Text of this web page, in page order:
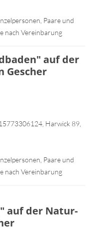
Paare und
nach Vereinbarung
auf der
Gescher
Harwick 89,
Paare und
nach Vereinbarung
auf der Natur-